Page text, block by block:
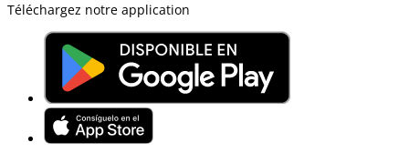
Téléchargez notre application